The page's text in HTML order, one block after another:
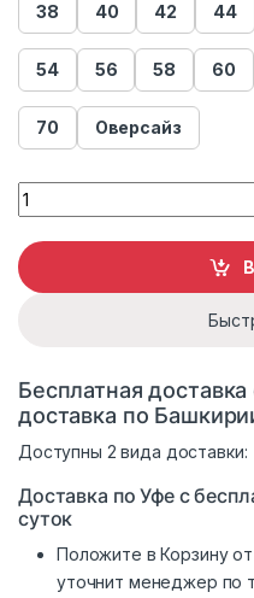
38 40 42 44
54 56 58 60
70 Оверсайз
Куртка мужская кожаная
Бесплатная
доставка по
Доступны 2 вида доставки:
Доставка по Уфе с
суток
Положите в Корзину
уточнит менеджер по